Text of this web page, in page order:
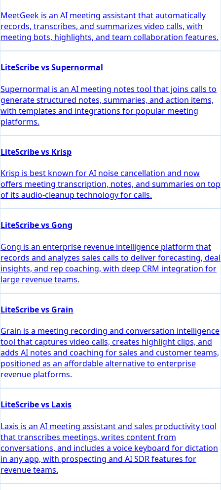
MeetGeek is an AI meeting assistant that automatically
records, transcribes, and summarizes video calls, with
meeting bots, highlights, and team collaboration features.
LiteScribe vs Supernormal
Supernormal is an AI meeting notes tool that joins calls to
generate structured notes, summaries, and action items,
with templates and integrations for popular meeting
platforms.
LiteScribe vs Krisp
Krisp is best known for AI noise cancellation and now
offers meeting transcription, notes, and summaries on top
of its audio-cleanup technology for calls.
LiteScribe vs Gong
Gong is an enterprise revenue intelligence platform that
records and analyzes sales calls to deliver forecasting, deal
insights, and rep coaching, with deep CRM integration for
large revenue teams.
LiteScribe vs Grain
Grain is a meeting recording and conversation intelligence
tool that captures video calls, creates highlight clips, and
adds AI notes and coaching for sales and customer teams,
positioned as an affordable alternative to enterprise
revenue platforms.
LiteScribe vs Laxis
Laxis is an AI meeting assistant and sales productivity tool
that transcribes meetings, writes content from
conversations, and includes a voice keyboard for dictation
in any app, with prospecting and AI SDR features for
revenue teams.